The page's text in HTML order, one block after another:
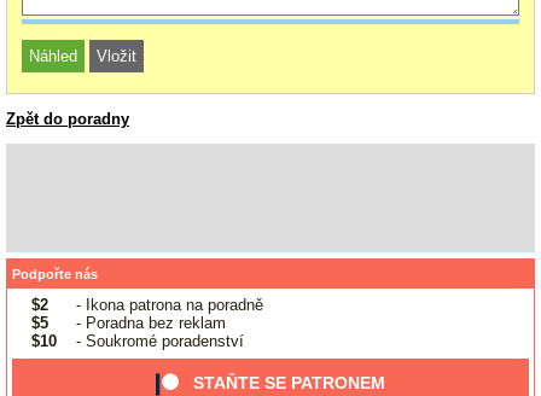
Zpět do poradny
Podpořte nás
$2
- Ikona patrona na poradně
$5
- Poradna bez reklam
$10
- Soukromé poradenství
STAŇTE SE PATRONEM